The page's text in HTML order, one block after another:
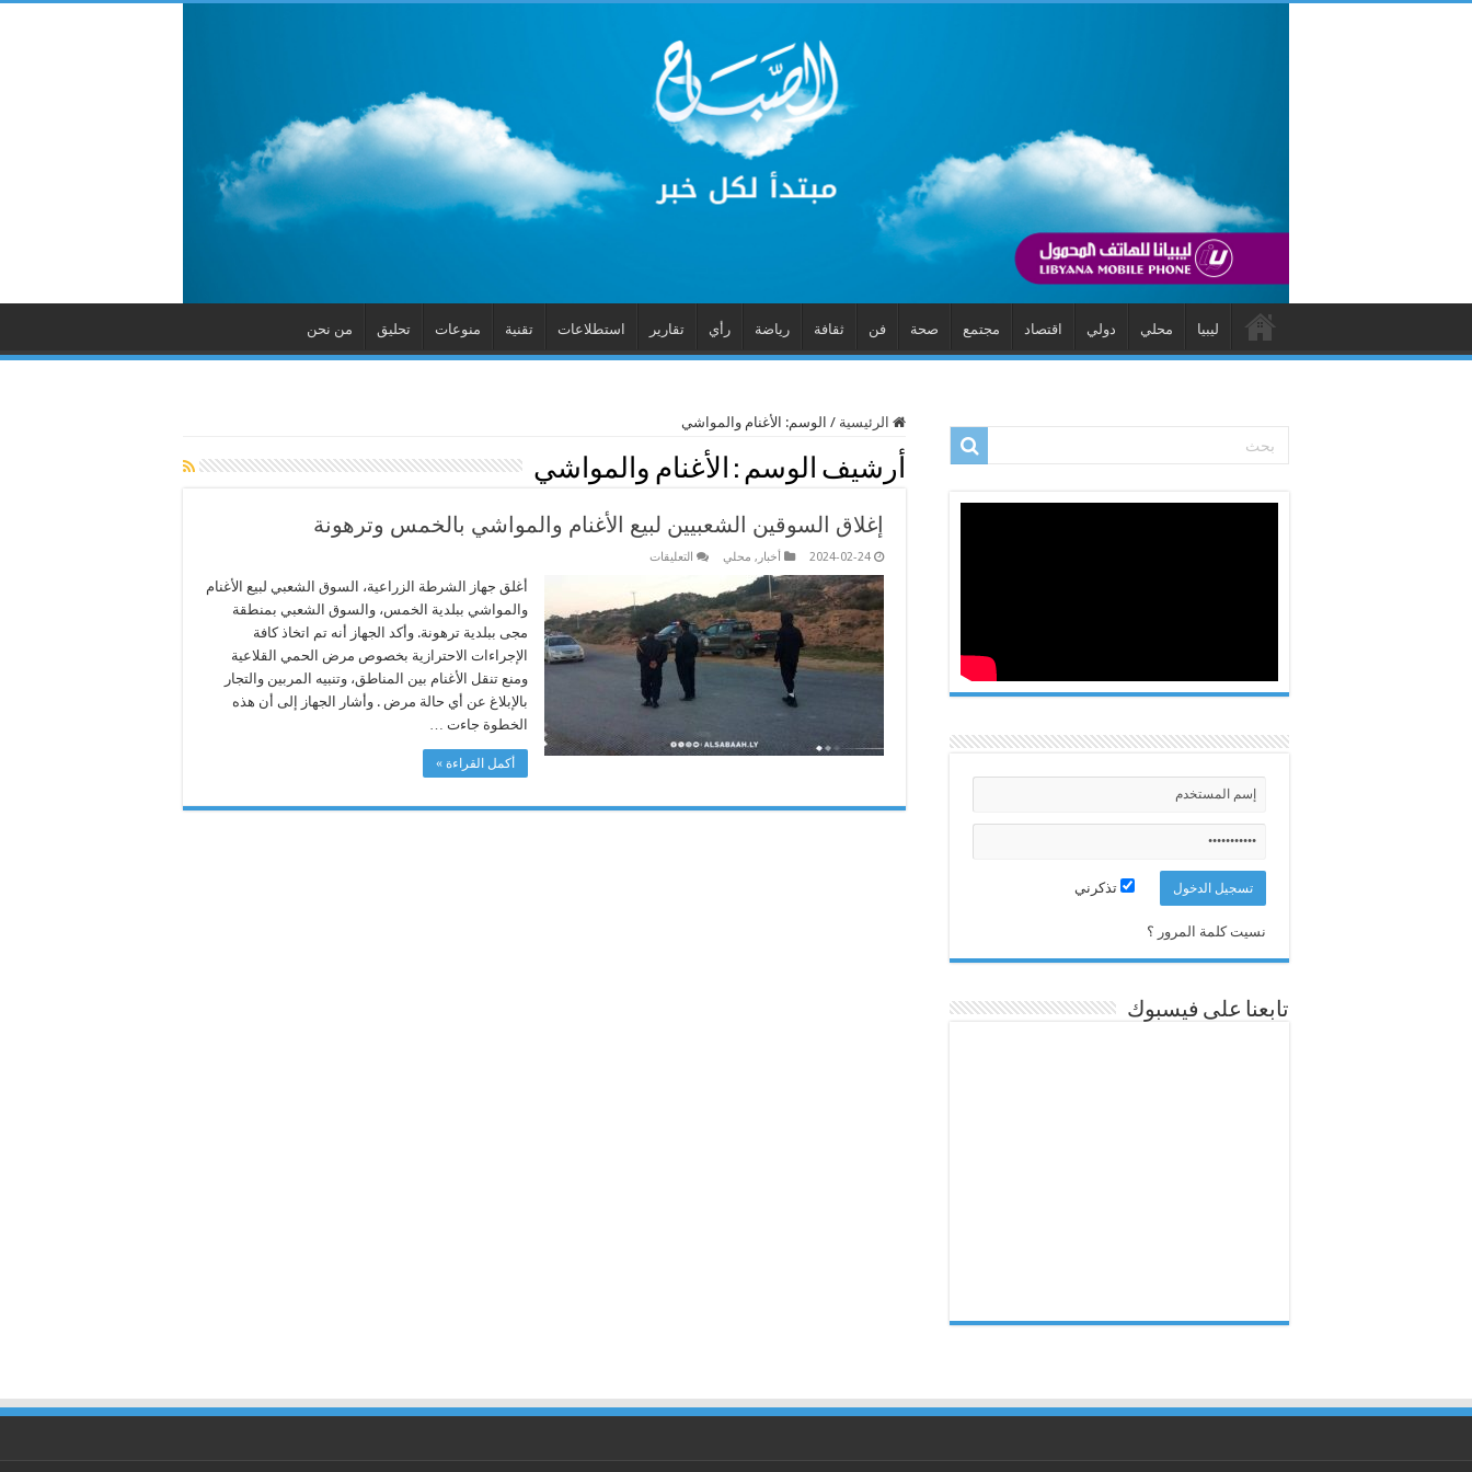
ليبيا محلي دولي اقتصاد مجتمع صحة فن ثقافة رياضة رأي تقارير استطلاعات تقنية منوعات تحليق من نحن
الرئيسية / الوسم: الأغنام والمواشي
أرشيف الوسم : الأغنام والمواشي
إغلاق السوقين الشعبيين لبيع الأغنام والمواشي بالخمس وترهونة
2024-02-24 أخبار , محلي التعليقات
الشعبيين
لبيع
الأغنام
والمواشي
بالخمس
مغلقة
أغلق جهاز الشرطة الزراعية، السوق الشعبي لبيع الأغنام
والمواشي ببلدية الخمس، والسوق الشعبي بمنطقة
مجى ببلدية ترهونة. وأكد الجهاز أنه تم اتخاذ كافة
الإجراءات الاحترازية بخصوص مرض الحمي القلاعية
ومنع تنقل الأغنام بين المناطق، وتنبيه المربين والتجار
بالإبلاغ عن أي حالة مرض . وأشار الجهاز إلى أن هذه
الخطوة جاءت …
أكمل القراءة »
تذكرني
نسيت كلمة المرور ؟
تابعنا على فيسبوك